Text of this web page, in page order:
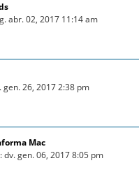
abr. 02, 2017 11:14 am
gen. 26, 2017 2:38 pm
Mac
dv. gen. 06, 2017 8:05 pm